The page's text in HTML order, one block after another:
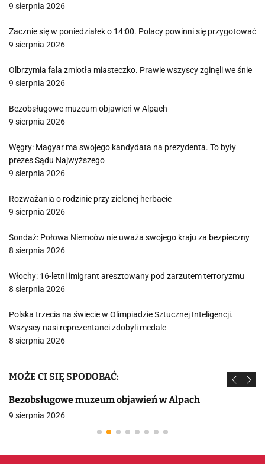
9 sierpnia 2026
Zacznie się w poniedziałek o 14:00. Polacy powinni się przygotować
9 sierpnia 2026
Olbrzymia fala zmiotła miasteczko. Prawie wszyscy zginęli we śnie
9 sierpnia 2026
Bezobsługowe muzeum objawień w Alpach
9 sierpnia 2026
Węgry: Magyar ma swojego kandydata na prezydenta. To były
prezes Sądu Najwyższego
9 sierpnia 2026
Rozważania o rodzinie przy zielonej herbacie
9 sierpnia 2026
Sondaż: Połowa Niemców nie uważa swojego kraju za bezpieczny
8 sierpnia 2026
Włochy: 16-letni imigrant aresztowany pod zarzutem terroryzmu
8 sierpnia 2026
Polska trzecia na świecie w Olimpiadzie Sztucznej Inteligencji.
Wszyscy nasi reprezentanci zdobyli medale
8 sierpnia 2026
MOŻE CI SIĘ SPODOBAĆ:
Bezobsługowe muzeum objawień w Alpach
9 sierpnia 2026